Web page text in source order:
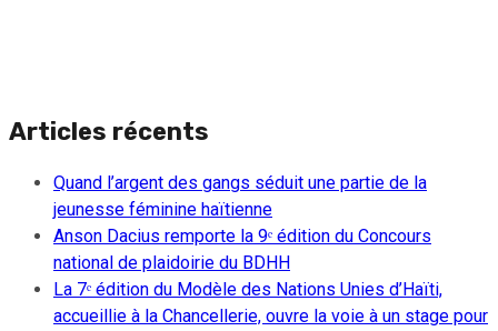
Articles récents
Quand l’argent des gangs séduit une partie de la
jeunesse féminine haïtienne
Anson Dacius remporte la 9ᵉ édition du Concours
national de plaidoirie du BDHH
La 7ᵉ édition du Modèle des Nations Unies d’Haïti,
accueillie à la Chancellerie, ouvre la voie à un stage pour